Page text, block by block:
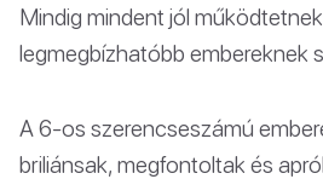
Mindig mindent jól
legmegbízhatóbb embereknek
A 6-os szerencseszámú
briliánsak, megfontoltak és